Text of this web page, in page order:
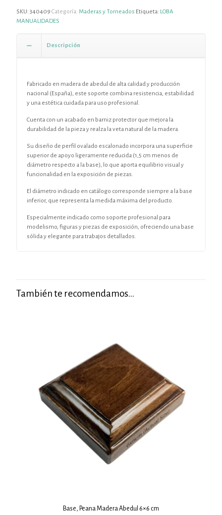
SKU: 340409 Categoría: Maderas y Torneados Etiqueta: LOBA
MANUALIDADES
Descripción
Fabricado en madera de abedul de alta calidad y producción
nacional (España), este soporte combina resistencia, estabilidad
y una estética cuidada para uso profesional.
Cuenta con un acabado en barniz protector que mejora la
durabilidad de la pieza y realza la veta natural de la madera.
Su diseño de perfil ovalado escalonado incorpora una superficie
superior de apoyo ligeramente reducida (1,5 cm menos de
diámetro respecto a la base), lo que aporta equilibrio visual y
funcionalidad en la exposición de piezas.
El diámetro indicado en catálogo corresponde siempre a la base
inferior, que representa la medida máxima del producto.
Especialmente indicado como soporte profesional para
modelismo, figuras y piezas de exposición, ofreciendo una base
sólida y elegante para trabajos detallados.
También te recomendamos…
Base, Peana Madera Abedul 6×6 cm